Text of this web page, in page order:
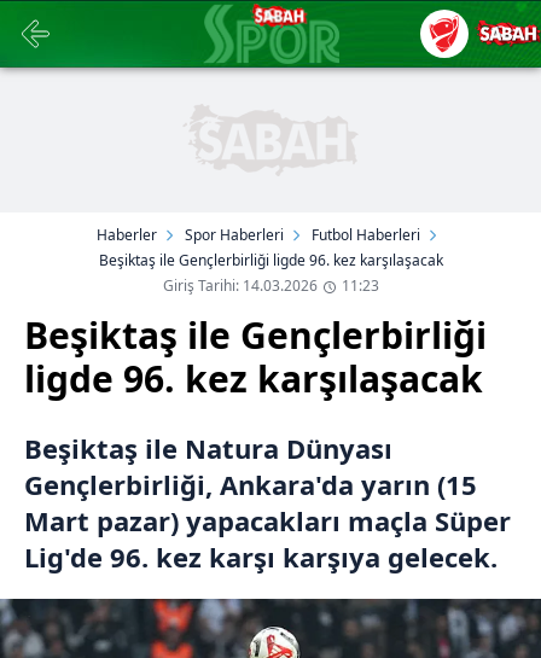
Haberler Spor Haberleri
Futbol Haberleri
Beşiktaş ile Gençlerbirliği ligde 96. kez karşılaşacak
Giriş Tarihi: 14.03.2026
11:23
Beşiktaş ile Gençlerbirliği
ligde 96. kez karşılaşacak
Beşiktaş ile Natura Dünyası
Gençlerbirliği, Ankara'da yarın (15
Mart pazar) yapacakları maçla Süper
Lig'de 96. kez karşı karşıya gelecek.